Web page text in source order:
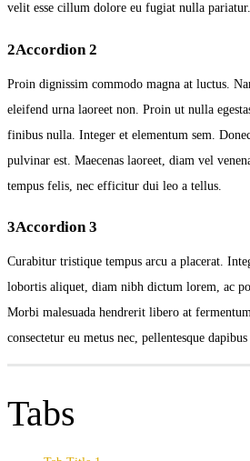
velit esse cillum dolore eu fugiat nulla pariatur.
2Accordion 2
Proin dignissim commodo magna at luctus.
eleifend urna laoreet non. Proin ut nulla
finibus nulla. Integer et elementum sem.
pulvinar est. Maecenas laoreet, diam vel
tempus felis, nec efficitur dui leo a tellus.
3Accordion 3
Curabitur tristique tempus arcu a placerat.
lobortis aliquet, diam nibh dictum lorem, ac
Morbi malesuada hendrerit libero at
consectetur eu metus nec, pellentesque dapibus
Tabs